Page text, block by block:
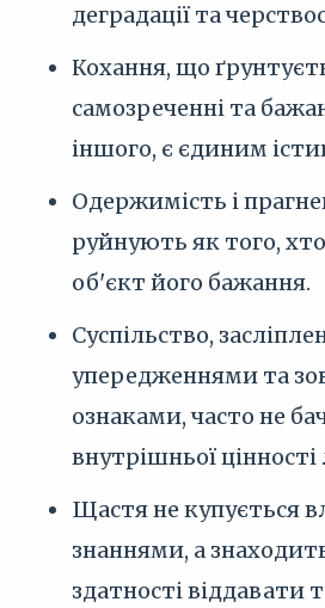
деградації та
Кохання, що
самозреченні та
іншого, є єдиним
Одержимість і
руйнують як того, хто
об'єкт його бажання.
Суспільство,
упередженнями та
ознаками, часто не
внутрішньої
Щастя не купується
знаннями, а
здатності віддавати